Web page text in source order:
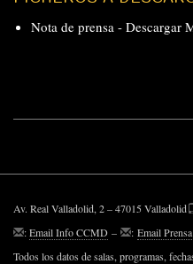
Nota de prensa - Descargar
Av. Real Valladolid, 2 – 47015 Valladolid
:Email Info CCMD – : Email Prensa
Todos los datos de salas, programas,